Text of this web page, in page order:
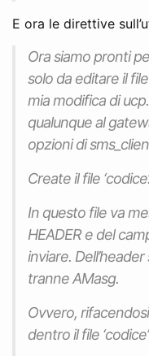
E ora le direttive
Ora siamo pronti
solo da editare il file
mia modifica di
qualunque al
opzioni di
Create il file
In questo file va
HEADER e del
inviare.
tranne AMasg.
Ovvero, rifacendosi
dentro il file